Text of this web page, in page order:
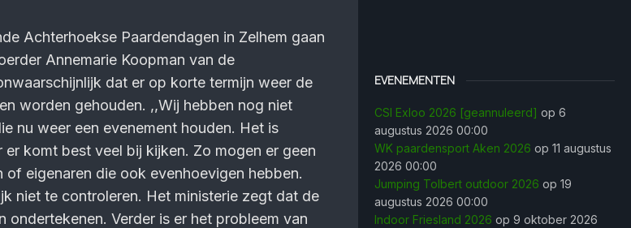
Achterhoekse Paardendagen in Zelhem gaan
Annemarie Koopman van de
dat er op korte termijn weer de
worden gehouden. ,,Wij hebben nog niet
nu weer een evenement houden. Het is
komt best veel bij kijken. Zo mogen er geen
of eigenaren die ook evenhoevigen hebben.
niet te controleren. Het ministerie zegt dat de
ondertekenen. Verder is er het probleem van
EVENEMENTEN
CSI Exloo 2026 [geannuleerd] op 6
augustus 2026 00:00
WK paardensport Aken 2026 op 11 augustus
2026 00:00
Jumping Tolbert outdoor 2026 op 19
augustus 2026 00:00
Indoor Friesland 2026 op 9 oktober 2026